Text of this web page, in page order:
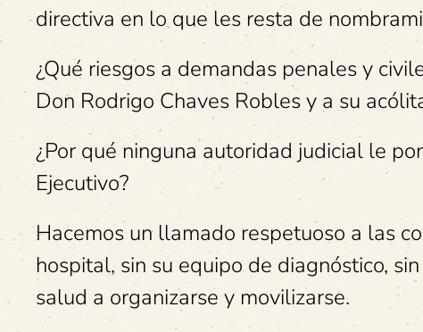
directiva en lo que les resta de
¿Qué riesgos a demandas penales y
Don Rodrigo Chaves Robles y a su
¿Por qué ninguna autoridad judicial le
Ejecutivo?
Hacemos un llamado respetuoso a las
hospital, sin su equipo de diagnóstico,
salud a organizarse y movilizarse.